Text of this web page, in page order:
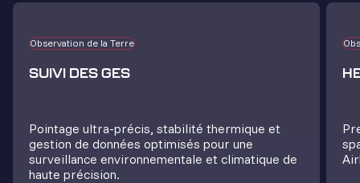
Observation de la Terre
SUIVI DES GES
Pointage ultra-précis, stabilité thermique et
gestion de données optimisés pour une
surveillance environnementale et climatique de
haute précision.